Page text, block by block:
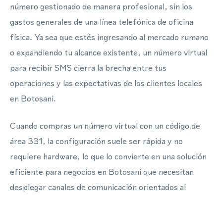
número gestionado de manera profesional, sin los
gastos generales de una línea telefónica de oficina
física. Ya sea que estés ingresando al mercado rumano
o expandiendo tu alcance existente, un número virtual
para recibir SMS cierra la brecha entre tus
operaciones y las expectativas de los clientes locales
en Botosani.
Cuando compras un número virtual con un código de
área 331, la configuración suele ser rápida y no
requiere hardware, lo que lo convierte en una solución
eficiente para negocios en Botosani que necesitan
desplegar canales de comunicación orientados al